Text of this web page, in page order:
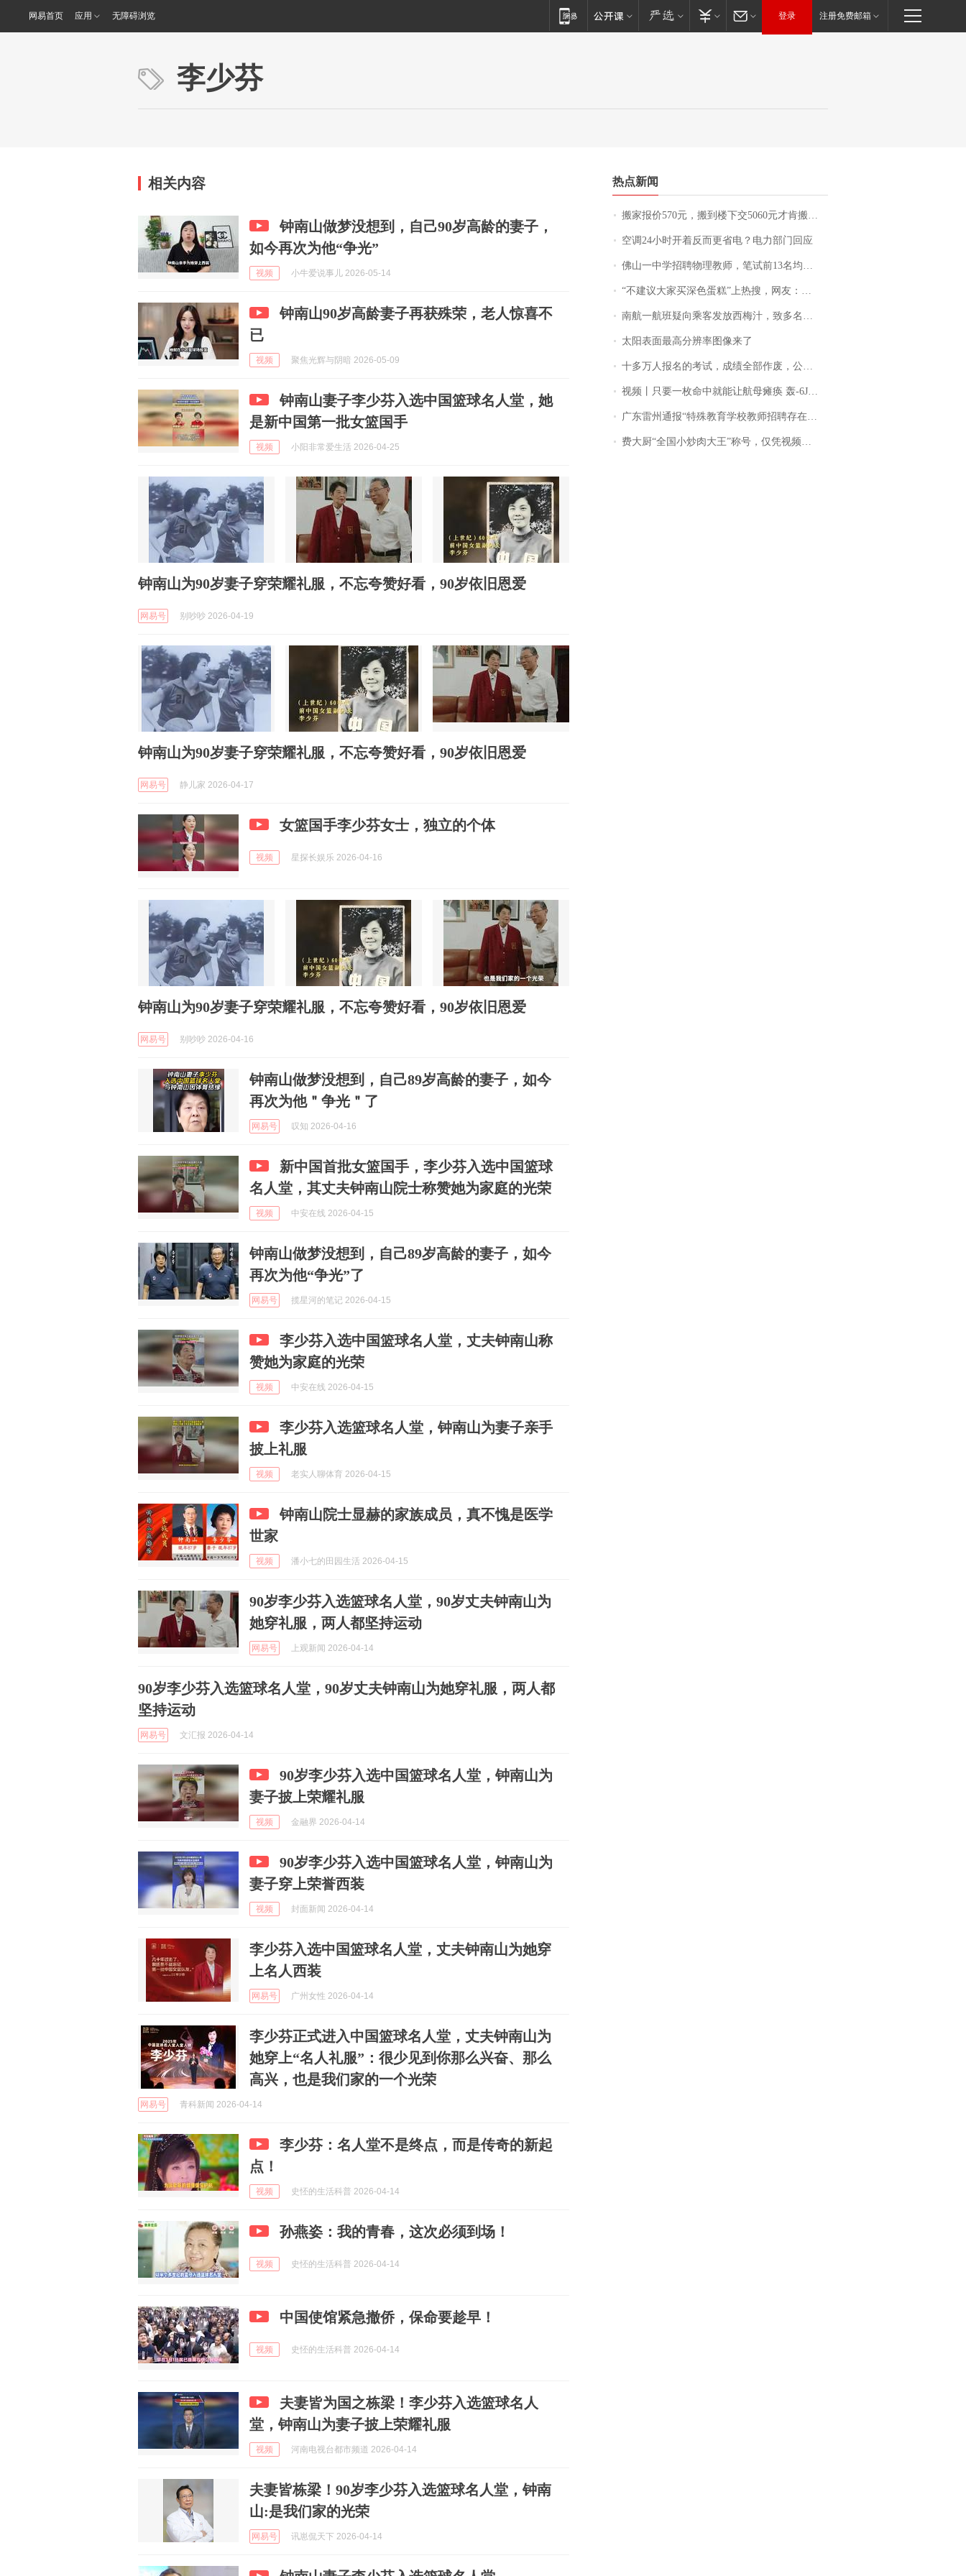
网易首页 应用 无障碍浏览 登录 注册免费邮箱
李少芬
相关内容
钟南山做梦没想到，自己90岁高龄的妻子，
如今再次为他“争光”
视频 小牛爱说事儿 2026-05-14
钟南山90岁高龄妻子再获殊荣，老人惊喜不
已
视频 聚焦光辉与阴暗 2026-05-09
钟南山妻子李少芬入选中国篮球名人堂，她
是新中国第一批女篮国手
视频 小阳非常爱生活 2026-04-25
钟南山为90岁妻子穿荣耀礼服，不忘夸赞好看，90岁依旧恩爱
网易号 别吵吵 2026-04-19
钟南山为90岁妻子穿荣耀礼服，不忘夸赞好看，90岁依旧恩爱
网易号 静儿家 2026-04-17
女篮国手李少芬女士，独立的个体
视频 星探长娱乐 2026-04-16
钟南山为90岁妻子穿荣耀礼服，不忘夸赞好看，90岁依旧恩爱
网易号 别吵吵 2026-04-16
钟南山做梦没想到，自己89岁高龄的妻子，如今
再次为他＂争光＂了
网易号 叹知 2026-04-16
新中国首批女篮国手，李少芬入选中国篮球
名人堂，其丈夫钟南山院士称赞她为家庭的光荣
视频 中安在线 2026-04-15
钟南山做梦没想到，自己89岁高龄的妻子，如今
再次为他“争光”了
网易号 揽星河的笔记 2026-04-15
李少芬入选中国篮球名人堂，丈夫钟南山称
赞她为家庭的光荣
视频 中安在线 2026-04-15
李少芬入选篮球名人堂，钟南山为妻子亲手
披上礼服
视频 老实人聊体育 2026-04-15
钟南山院士显赫的家族成员，真不愧是医学
世家
视频 潘小七的田园生活 2026-04-15
90岁李少芬入选篮球名人堂，90岁丈夫钟南山为
她穿礼服，两人都坚持运动
网易号 上观新闻 2026-04-14
90岁李少芬入选篮球名人堂，90岁丈夫钟南山为她穿礼服，两人都
坚持运动
网易号 文汇报 2026-04-14
90岁李少芬入选中国篮球名人堂，钟南山为
妻子披上荣耀礼服
视频 金融界 2026-04-14
90岁李少芬入选中国篮球名人堂，钟南山为
妻子穿上荣誉西装
视频 封面新闻 2026-04-14
李少芬入选中国篮球名人堂，丈夫钟南山为她穿
上名人西装
网易号 广州女性 2026-04-14
李少芬正式进入中国篮球名人堂，丈夫钟南山为
她穿上“名人礼服”：很少见到你那么兴奋、那么
高兴，也是我们家的一个光荣
网易号 青科新闻 2026-04-14
李少芬：名人堂不是终点，而是传奇的新起
点！
视频 史怌的生活科普 2026-04-14
孙燕姿：我的青春，这次必须到场！
视频 史怌的生活科普 2026-04-14
中国使馆紧急撤侨，保命要趁早！
视频 史怌的生活科普 2026-04-14
夫妻皆为国之栋梁！李少芬入选篮球名人
堂，钟南山为妻子披上荣耀礼服
视频 河南电视台都市频道 2026-04-14
夫妻皆栋梁！90岁李少芬入选篮球名人堂，钟南
山:是我们家的光荣
网易号 讯崽侃天下 2026-04-14
热点新闻
搬家报价570元，搬到楼下交5060元才肯搬上楼！女子傻眼了……
空调24小时开着反而更省电？电力部门回应
佛山一中学招聘物理教师，笔试前13名均遭淘汰？教育局：已叫停招聘，成立调查组全面核查
“不建议大家买深色蛋糕”上热搜，网友：天塌了！
南航一航班疑向乘客发放西梅汁，致多名乘客在飞行途中排队上厕所！乘客：机上100多人只有2个厕所；客服回应：并非每架飞机都会发放西梅汁
太阳表面最高分辨率图像来了
十多万人报名的考试，成绩全部作废，公平么？
视频丨只要一枚命中就能让航母瘫痪 轰-6J实力有多强？
广东雷州通报“特殊教育学校教师招聘存在违规行为”：已启动问责程序 副校长被停职
费大厨“全国小炒肉大王”称号，仅凭视频评出？中国烹饪协会回应